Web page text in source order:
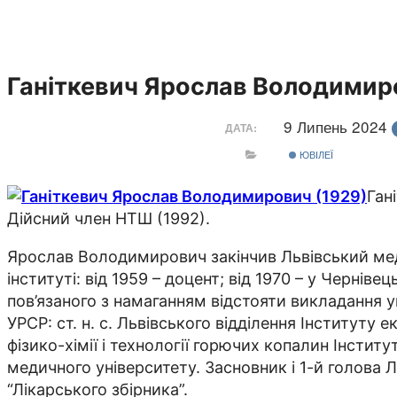
Ганіткевич Ярослав
ДАТА: 9 Липень 2024
ЮВІЛЕЇ
Дійсний член НТШ (1992).
Ярослав Володимирович закінчив Львівський
інституті: від 1959 – доцент; від 1970 – у
пов’язаного з намаганням відстояти
УРСР: ст. н. с. Львівського відділення Інституту
фізико-хімії і технології горючих копалин
медичного університету. Засновник і 1-й голова
“Лікарського збірника”.